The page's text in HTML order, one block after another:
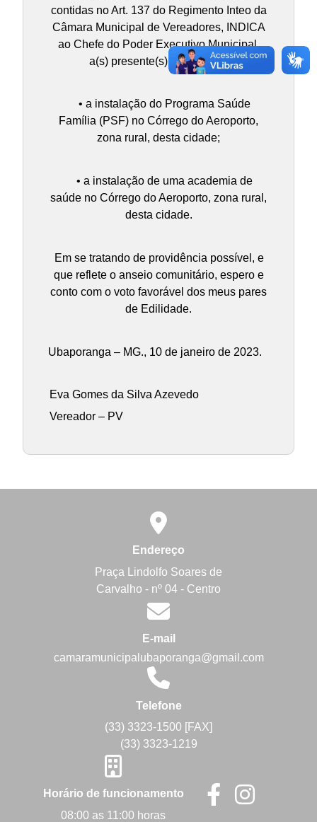
contidas no Art. 137 do Regimento Inteo da
Câmara Municipal de Vereadores, INDICA
ao Chefe do Poder Executivo Municipal,
a(s) presente(s) Indicações:
• a instalação do Programa Saúde
Família (PSF) no Córrego do Aeroporto,
zona rural, desta cidade;
• a instalação de uma academia de
saúde no Córrego do Aeroporto, zona rural,
desta cidade.
Em se tratando de providência possível, e
que reflete o anseio comunitário, espero e
conto com o voto favorável dos meus pares
de Edilidade.
Ubaporanga – MG., 10 de janeiro de 2023.
Eva Gomes da Silva Azevedo
Vereador – PV
Endereço
Praça Lindolfo Soares de
Carvalho - nº 04 - Centro
E-mail
camaramunicipalubaporanga@gmail.com
Telefone
(33) 3323-1500 [FAX]
(33) 3323-1219
Horário de funcionamento
08:00 as 11:00 horas